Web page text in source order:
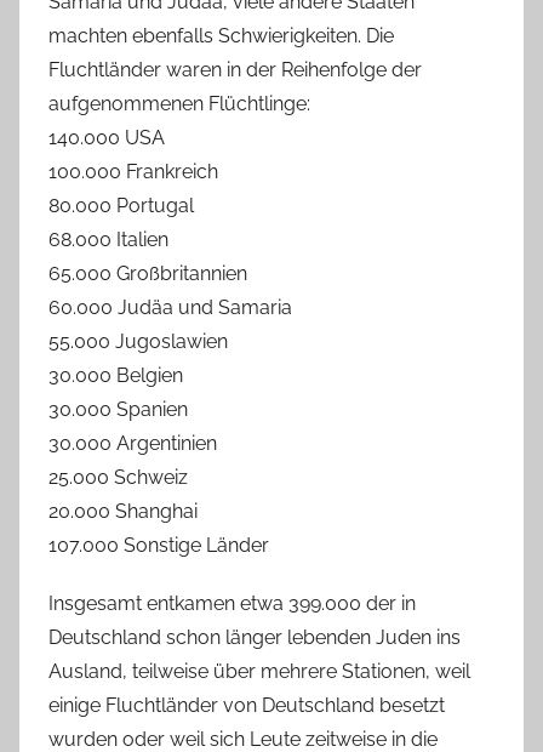
machten ebenfalls Schwierigkeiten. Die
Fluchtländer waren in der Reihenfolge der
aufgenommenen Flüchtlinge:
140.000 USA
100.000 Frankreich
80.000 Portugal
68.000 Italien
65.000 Großbritannien
60.000 Judäa und Samaria
55.000 Jugoslawien
30.000 Belgien
30.000 Spanien
30.000 Argentinien
25.000 Schweiz
20.000 Shanghai
107.000 Sonstige Länder
Insgesamt entkamen etwa 399.000 der in
Deutschland schon länger lebenden Juden ins
Ausland, teilweise über mehrere Stationen, weil
einige Fluchtländer von Deutschland besetzt
wurden oder weil sich Leute zeitweise in die